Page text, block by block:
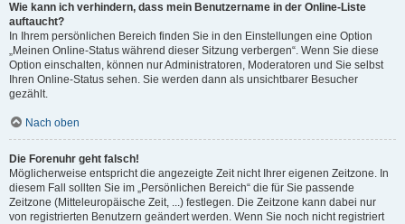
Wie kann ich verhindern, dass mein Benutzername in der Online-Liste
auftaucht?
In Ihrem persönlichen Bereich finden Sie in den Einstellungen eine Option
„Meinen Online-Status während dieser Sitzung verbergen“. Wenn Sie diese
Option einschalten, können nur Administratoren, Moderatoren und Sie selbst
Ihren Online-Status sehen. Sie werden dann als unsichtbarer Besucher
gezählt.
Nach oben
Die Forenuhr geht falsch!
Möglicherweise entspricht die angezeigte Zeit nicht Ihrer eigenen Zeitzone. In
diesem Fall sollten Sie im „Persönlichen Bereich“ die für Sie passende
Zeitzone (Mitteleuropäische Zeit, ...) festlegen. Die Zeitzone kann dabei nur
von registrierten Benutzern geändert werden. Wenn Sie noch nicht registriert